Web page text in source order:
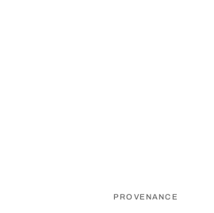
PROVENANCE